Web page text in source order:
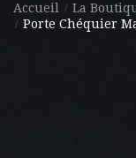
Accueil La
Porte Chéquier